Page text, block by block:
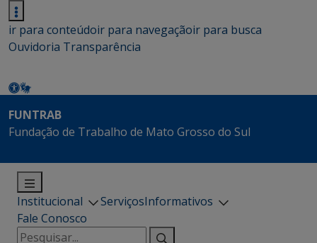
ir para conteúdoir para navegaçãoir para busca
Ouvidoria Transparência
FUNTRAB
Fundação de Trabalho de Mato Grosso do Sul
Institucional ServiçosInformativos
Fale Conosco
Pesquisar